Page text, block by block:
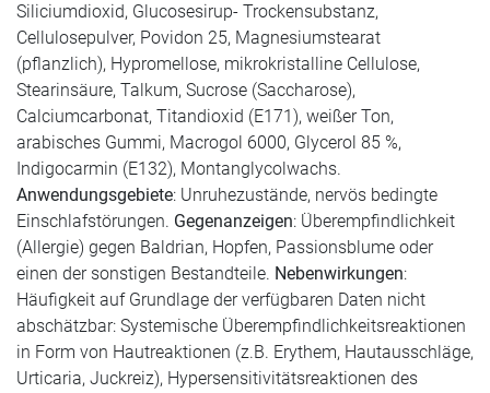
Siliciumdioxid, Glucosesirup- Trockensubstanz,
Cellulosepulver, Povidon 25, Magnesiumstearat
(pflanzlich), Hypromellose, mikrokristalline Cellulose,
Stearinsäure, Talkum, Sucrose (Saccharose),
Calciumcarbonat, Titandioxid (E171), weißer Ton,
arabisches Gummi, Macrogol 6000, Glycerol 85 %,
Indigocarmin (E132), Montanglycolwachs.
Anwendungsgebiete: Unruhezustände, nervös bedingte
Einschlafstörungen. Gegenanzeigen: Überempfindlichkeit
(Allergie) gegen Baldrian, Hopfen, Passionsblume oder
einen der sonstigen Bestandteile. Nebenwirkungen:
Häufigkeit auf Grundlage der verfügbaren Daten nicht
abschätzbar: Systemische Überempfindlichkeitsreaktionen
in Form von Hautreaktionen (z.B. Erythem, Hautausschläge,
Urticaria, Juckreiz), Hypersensitivitätsreaktionen des